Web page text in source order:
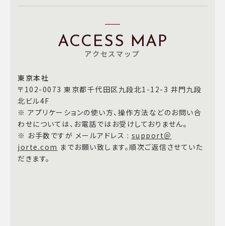
ACCESS MAP
アクセスマップ
東京本社
〒102-0073 東京都千代田区九段北1-12-3 井門九段
北ビル4F
※ アプリケーションの使い方、操作方法などのお問い合
わせについては、お電話ではお受けしておりません。
※ お手数ですが メールアドレス : support＠
jorte.com までお願い致します。順次ご返信させていた
だきます。